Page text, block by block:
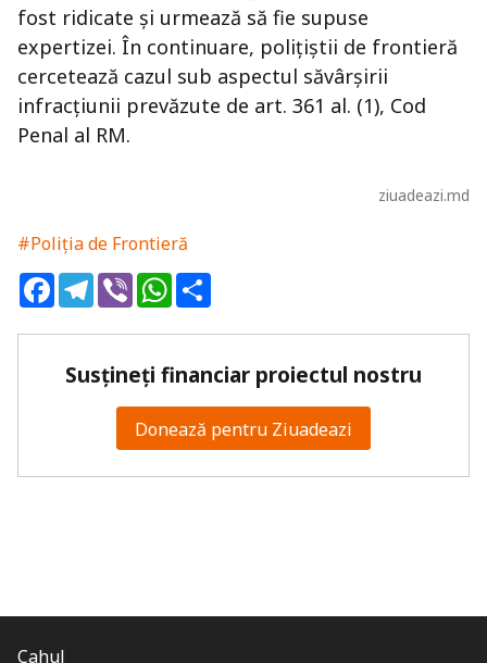
fost ridicate și urmează să fie supuse
expertizei. În continuare, polițiștii de frontieră
cercetează cazul sub aspectul săvârșirii
infracțiunii prevăzute de art. 361 al. (1), Cod
Penal al RM.
ziuadeazi.md
#Poliția de Frontieră
FacebookTelegram
ViberWhatsApp
Susțineți financiar proiectul nostru
Donează pentru Ziuadeazi
Cahul